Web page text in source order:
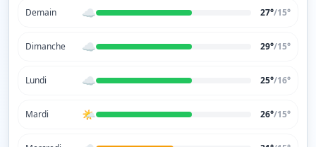
Demain ☁️ 27°/15°
Dimanche ☁️ 29°/15°
Lundi ☁️ 25°/16°
Mardi 🌤️ 26°/15°